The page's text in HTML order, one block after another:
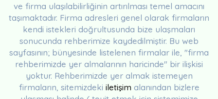
ve firma ulaşılabilirliğinin artırılması temel amacını
taşımaktadır. Firma adresleri genel olarak firmaların
kendi istekleri doğrultusunda bize ulaşmaları
sonucunda rehberimize kaydedilmiştir. Bu web
sayfasının; bünyesinde listelenen firmalar ile, "firma
rehberimizde yer almalarının haricinde" bir ilişkisi
yoktur. Rehberimizde yer almak istemeyen
firmaların, sitemizdeki iletişim alanından bizlere